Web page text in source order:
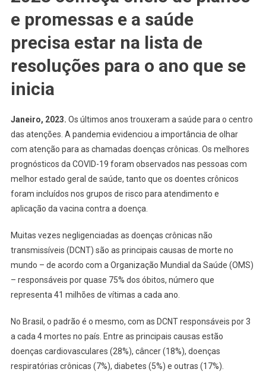
e promessas e a saúde
precisa estar na lista de
resoluções para o ano que se
inicia
Janeiro, 2023. Os últimos anos trouxeram a saúde para o centro
das atenções. A pandemia evidenciou a importância de olhar
com atenção para as chamadas doenças crônicas. Os melhores
prognósticos da COVID-19 foram observados nas pessoas com
melhor estado geral de saúde, tanto que os doentes crônicos
foram incluídos nos grupos de risco para atendimento e
aplicação da vacina contra a doença.
Muitas vezes negligenciadas as doenças crônicas não
transmissíveis (DCNT) são as principais causas de morte no
mundo – de acordo com a Organização Mundial da Saúde (OMS)
– responsáveis por quase 75% dos óbitos, número que
representa 41 milhões de vítimas a cada ano.
No Brasil, o padrão é o mesmo, com as DCNT responsáveis por 3
a cada 4 mortes no país. Entre as principais causas estão
doenças cardiovasculares (28%), câncer (18%), doenças
respiratórias crônicas (7%), diabetes (5%) e outras (17%).